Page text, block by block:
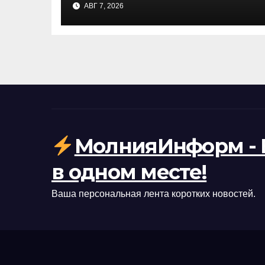
ворвался в квартиру за
ребенком
АВГ 7, 2026
МолнияИнформ -
в одном месте!
Ваша персональная лента коротких новостей.